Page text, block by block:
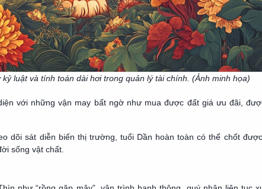
luật và tính toán dài hơi trong quản lý tài chính. (Ảnh minh họa)
với những vận may bất ngờ như mua được đất giá ưu đãi,
dõi sát diễn biến thị trường, tuổi Dần hoàn toàn có thể chốt
sống vật chất.